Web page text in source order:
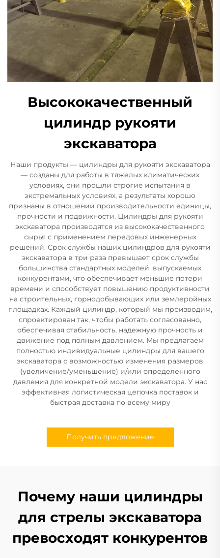
Высококачественный
цилиндр рукояти
экскаватора
Наши продукты — цилиндры для рукояти экскаватора
— созданы для работы в тяжелых климатических
условиях, они прошли строгие испытания в
экстремальных условиях, а результаты хорошо
признаны в отношении производительности единицы,
прочности и подвижности. Цилиндры для рукояти
экскаватора производятся из высококачественного
сырья с применением передовых инженерных
решений. Срок службы наших цилиндров для рукояти
экскаватора в три раза превышает срок службы
большинства стандартных моделей, выпускаемых
конкурентами, что обеспечивает меньшие потери
времени и способствует повышению продуктивности
на строительных, горнодобывающих или землеройных
площадках. Каждый цилиндр, который мы производим,
спроектирован так, чтобы работать согласованно,
обеспечивая стабильность, надежную прочность и
движение под полным давлением. Мы предлагаем
полностью индивидуальные цилиндры для вашего
экскаватора с возможностью изменения размеров
(увеличение/уменьшение) и/или определенного
давления для конкретной модели экскаватора. У нас
эффективная логистическая цепочка поставок и
быстрая доставка по всему миру
Получить предложение
Почему наши цилиндры
для стрелы экскаватора
превосходят конкурентов